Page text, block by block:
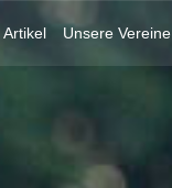
Artikel Unsere Vereine